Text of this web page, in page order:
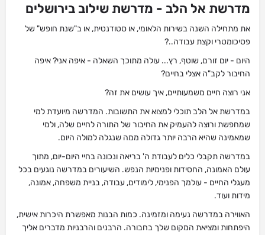
מדרשת אל הלב - מדרשת שילוב בירושלים
את מתחילה השנה בשירות הלאומי, או סטודנטית, או ב"שנת חופש" של
פסיכומטרי וקצת עבודה..?
היום - יום זורם, שוטף, רץ... עולה מתוכך השאלה - איפה אני? איפה
החיבור לקב"ה אצלי בחיים?
אני רוצה חיים משמעותיים, איך עושים את זה?
במדרשת אל הלב תוכלי למצוא את התשובות. המדרשה מיועדת למי
שמחפשת ורוצה להעמיק את החיבור של התורה לחיים שלה, ולמי
שמאמינה שהיא הרבה יותר גדולה ממה שנגלה למולה היום.
במדרשה תקבלי כלים לעבודת ה' בריאה ונכונה בחיי היום-יום, מתוך
עולם האמונה, החסידות ופנימיות הנפש. השיעורים במדרשה נוגעים בכל
מעגלי החיים - עולמך הפנימי, לימודים, עבודה, בניית משפחה, אמונה,
מידות ועוד.
האווירה במדרשה נעימה ומזמינה. כמות הבנות מאפשרת היכרות אישית,
היפתחות ומציאת המקום שלך בחבורה. הרבנים והרבניות מדברים אליך